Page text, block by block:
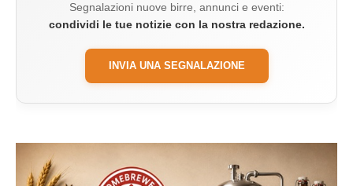
Segnalazioni nuove birre, annunci e eventi:
condividi le tue notizie con la nostra redazione.
INVIA UNA SEGNALAZIONE